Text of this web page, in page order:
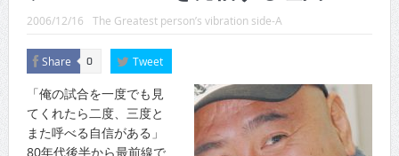
CINEMA×STYLE 285号
CINEMA×STYLE 294号
2006/12/16 The Greatest person’s vibration side-A
Share 0 Tweet
「俺の試合を一度でも見
てくれたら二度、三度と
また呼べる自信がある」
80年代後半から最前線で